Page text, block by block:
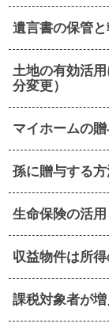
遺言書の保管
土地の有効活
分変更）
マイホームの
孫に贈与する
生命保険の活用
収益物件は所
課税対象者が